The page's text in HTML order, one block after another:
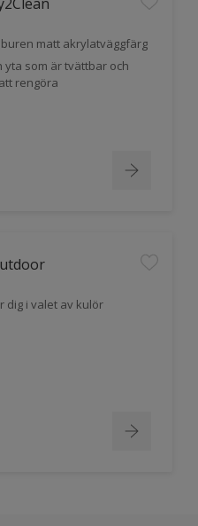
matt akrylatväggfärg
yta som är tvättbar och
rengöra
dig i valet av kulör